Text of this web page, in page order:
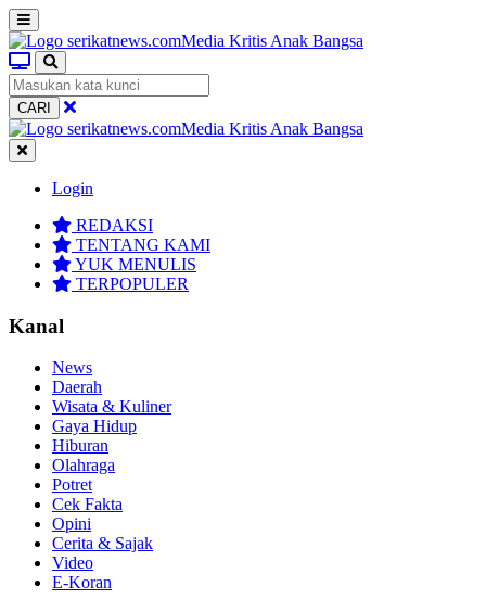
CARI
Login
REDAKSI
TENTANG KAMI
YUK MENULIS
TERPOPULER
Kanal
News
Daerah
Wisata & Kuliner
Gaya Hidup
Hiburan
Olahraga
Potret
Cek Fakta
Opini
Cerita & Sajak
Video
E-Koran